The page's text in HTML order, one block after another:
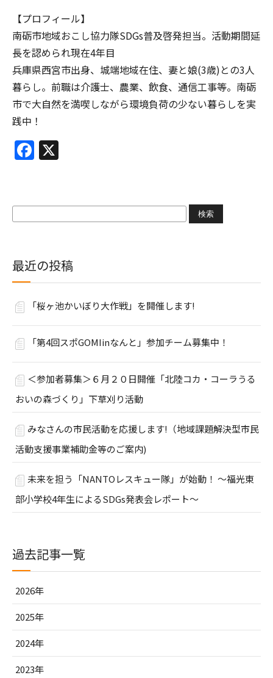
【プロフィール】
南砺市地域おこし協力隊SDGs普及啓発担当。活動期間延
長を認められ現在4年目
兵庫県西宮市出身、城端地域在住、妻と娘(3歳)との3人
暮らし。前職は介護士、農業、飲食、通信工事等。南砺
市で大自然を満喫しながら環境負荷の少ない暮らしを実
践中！
Facebook
検
最近の投稿
「桜ヶ池かいぼり大作戦」を開催します!
「第4回スポGOMIinなんと」参加チーム募集中！
＜参加者募集＞６月２０日開催「北陸コカ・コーラうる
おいの森づくり」下草刈り活動
みなさんの市民活動を応援します!（地域課題解決型市民
活動支援事業補助金等のご案内)
未来を担う「NANTOレスキュー隊」が始動！ ～福光東
部小学校4年生によるSDGs発表会レポート～
過去記事一覧
2026年
2025年
2024年
2023年